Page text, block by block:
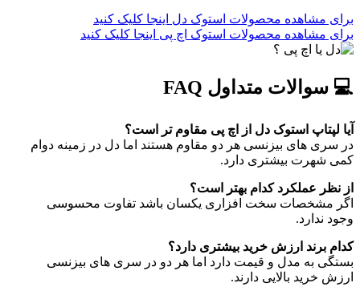
برای مشاهده محصولات استوک دل اینجا کلیک کنید
برای مشاهده محصولات استوک اچ پی اینجا کلیک کنید​
💻 سوالات متداول FAQ
آیا لپتاپ استوک دل از اچ پی مقاوم تر است؟
در سری های بیزنسی هر دو مقاوم هستند اما دل در زمینه دوام
کمی شهرت بیشتری دارد.
از نظر عملکرد کدام بهتر است؟
اگر مشخصات سخت افزاری یکسان باشد تفاوت محسوسی
وجود ندارد.
کدام برند ارزش خرید بیشتری دارد؟
بستگی به مدل و قیمت دارد اما هر دو در سری های بیزنسی
ارزش خرید بالایی دارند.